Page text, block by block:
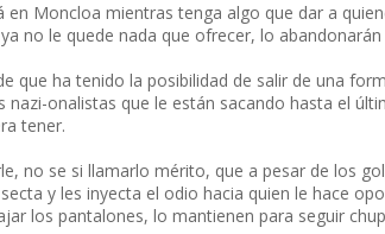
en Moncloa mientras tenga algo que dar a
no le quede nada que ofrecer, lo abandonarán
que ha tenido la posibilidad de salir de una
nazi-onalistas que le están sacando hasta el
tener.
no se si llamarlo mérito, que a pesar de los
y les inyecta el odio hacia quien le hace
los pantalones, lo mantienen para seguir